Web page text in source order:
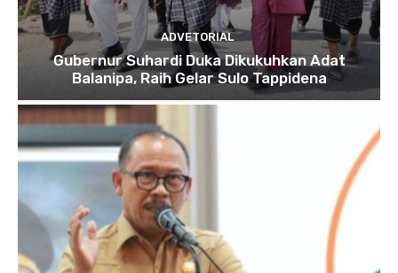
ADVETORIAL
Gubernur Suhardi Duka Dikukuhkan Adat
Balanipa, Raih Gelar Sulo Tappidena